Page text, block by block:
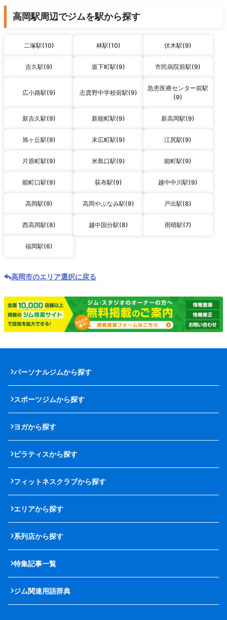
高岡駅周辺でジムを駅から探す
二塚駅(10) 林駅(10) 伏木駅(9)
吉久駅(9) 坂下町駅(9) 市民病院前駅(9)
広小路駅(9) 志貴野中学校前駅(9)
急患医療センター前駅
(9)
新吉久駅(9) 新能町駅(9) 新高岡駅(9)
旭ヶ丘駅(9) 末広町駅(9) 江尻駅(9)
片原町駅(9) 米島口駅(9) 能町駅(9)
能町口駅(9) 荻布駅(9) 越中中川駅(9)
高岡駅(9) 高岡やぶなみ駅(9) 戸出駅(8)
西高岡駅(8) 越中国分駅(8) 雨晴駅(7)
福岡駅(6)
高岡市のエリア選択に戻る
パーソナルジムから探す
スポーツジムから探す
ヨガから探す
ピラティスから探す
フィットネスクラブから探す
エリアから探す
系列店から探す
特集記事一覧
ジム関連用語辞典